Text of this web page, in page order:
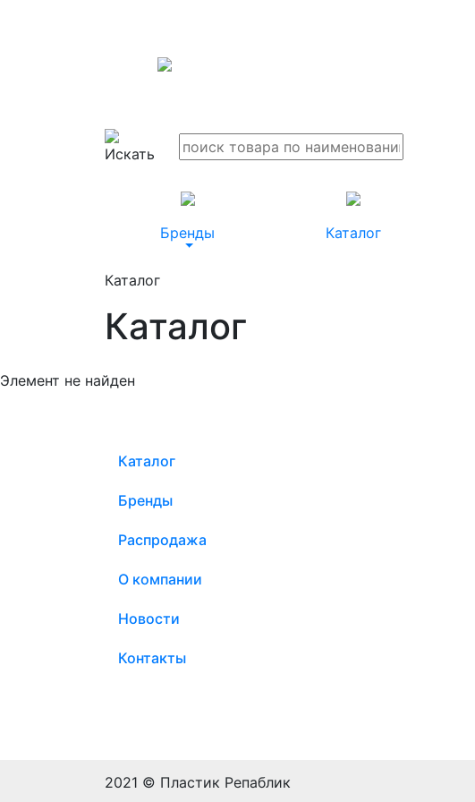
Бренды Каталог
Каталог
Каталог
Элемент не найден
Каталог
Бренды
Распродажа
О компании
Новости
Контакты
2021 © Пластик Репаблик